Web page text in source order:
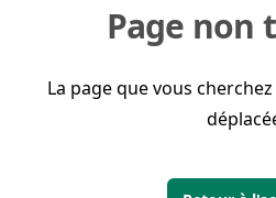
Page non
La page que vous